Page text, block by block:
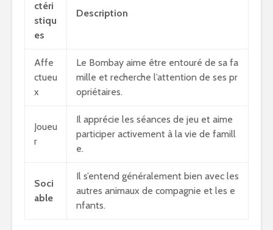
ctéri
stiqu
es
Description
Affe
ctueu
x
Le Bombay aime être entouré de sa fa
mille et recherche l’attention de ses pr
opriétaires.
Joueu
r
Il apprécie les séances de jeu et aime
participer activement à la vie de famill
e.
Soci
able
Il s’entend généralement bien avec les
autres animaux de compagnie et les e
nfants.